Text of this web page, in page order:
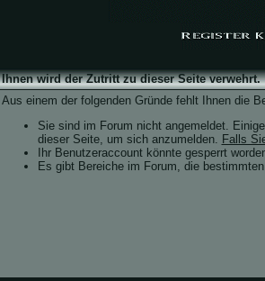
Ihnen wird der Zutritt zu dieser Seite verwehrt.
Aus einem der folgenden Gründe fehlt Ihnen die
Sie sind im Forum nicht angemeldet.
dieser Seite, um sich anzumelden. Falls
Ihr Benutzeraccount könnte gesperrt
Es gibt Bereiche im Forum, die